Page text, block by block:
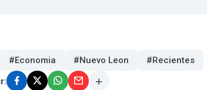
#Economia #Nuevo Leon #Recientes